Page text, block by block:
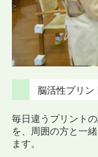
脳活性プリン
毎日違うプリント
を、周囲の方と一
ます。